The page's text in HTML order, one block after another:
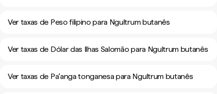
Ver taxas de Peso filipino para Ngultrum butanês
Ver taxas de Dólar das Ilhas Salomão para Ngultrum butanês
Ver taxas de Paʻanga tonganesa para Ngultrum butanês